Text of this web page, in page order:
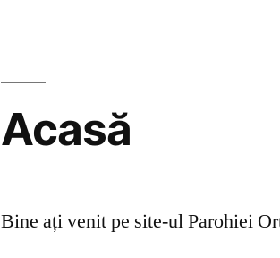
Acasă
Bine ați venit pe site-ul Parohiei